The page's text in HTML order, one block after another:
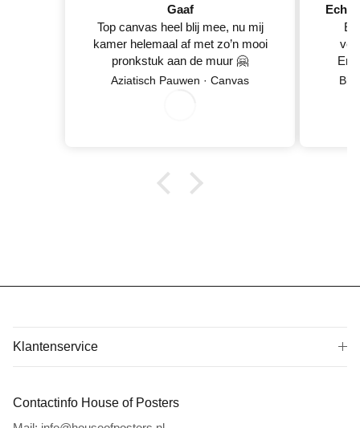
Gaaf
Top canvas heel blij mee, nu mij
kamer helemaal af met zo’n mooi
pronkstuk aan de muur 🤗
Aziatisch Pauwen · Canvas
8
/
5
2
0
2
En
Klantenservice
Contactinfo House of Posters